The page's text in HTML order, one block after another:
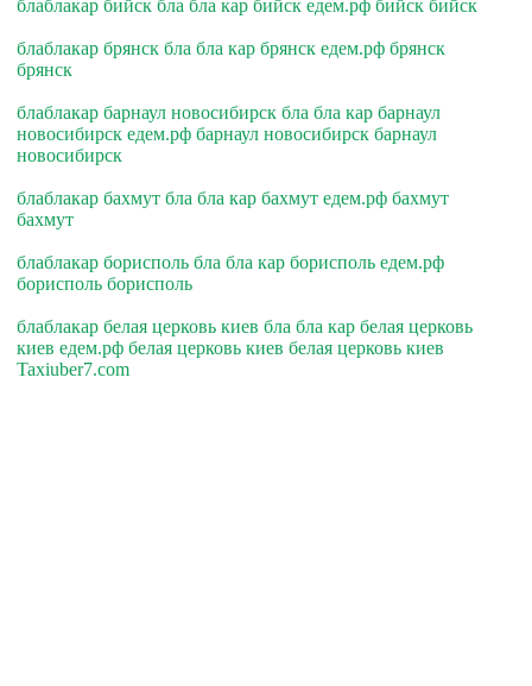
блаблакар бийск бла бла кар бийск едем.рф бийск бийск
блаблакар брянск бла бла кар брянск едем.рф брянск
брянск
блаблакар барнаул новосибирск бла бла кар барнаул
новосибирск едем.рф барнаул новосибирск барнаул
новосибирск
блаблакар бахмут бла бла кар бахмут едем.рф бахмут
бахмут
блаблакар борисполь бла бла кар борисполь едем.рф
борисполь борисполь
блаблакар белая церковь киев бла бла кар белая церковь
киев едем.рф белая церковь киев белая церковь киев
Taxiuber7.com